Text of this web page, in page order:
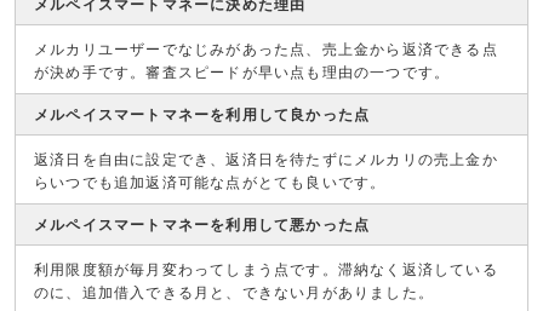
メルペイスマートマネーに決めた理由
メルカリユーザーでなじみがあった点、売上金から返済できる点
が決め手です。審査スピードが早い点も理由の一つです。
メルペイスマートマネーを利用して良かった点
返済日を自由に設定でき、返済日を待たずにメルカリの売上金か
らいつでも追加返済可能な点がとても良いです。
メルペイスマートマネーを利用して悪かった点
利用限度額が毎月変わってしまう点です。滞納なく返済している
のに、追加借入できる月と、できない月がありました。